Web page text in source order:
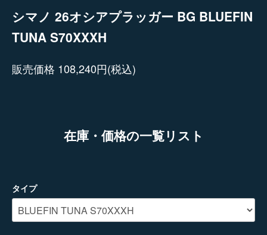
シマノ 26オシアプラッガー BG BLUEFIN
TUNA S70XXXH
販売価格 108,240円(税込)
在庫・価格の一覧リスト
タイプ